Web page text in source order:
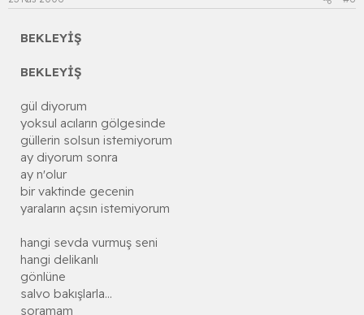
BEKLEYİŞ
BEKLEYİŞ
gül diyorum
yoksul acıların gölgesinde
güllerin solsun istemiyorum
ay diyorum sonra
ay n'olur
bir vaktinde gecenin
yaraların açsın istemiyorum
hangi sevda vurmuş seni
hangi delikanlı
gönlüne
salvo bakışlarla...
soramam